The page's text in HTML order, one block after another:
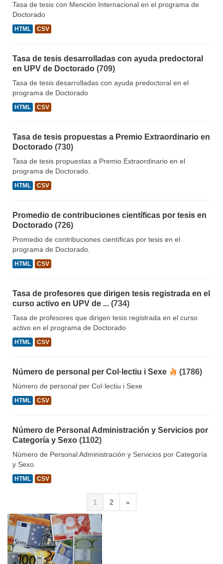
Tasa de tesis con Mención Internacional en el programa de
Doctorado
HTML CSV
Tasa de tesis desarrolladas con ayuda predoctoral
en UPV de Doctorado (709)
Tasa de tesis desarrolladas con ayuda predoctoral en el
programa de Doctorado
HTML CSV
Tasa de tesis propuestas a Premio Extraordinario en
Doctorado (730)
Tasa de tesis propuestas a Premio Extraordinario en el
programa de Doctorado.
HTML CSV
Promedio de contribuciones científicas por tesis en
Doctorado (726)
Promedio de contribuciones científicas por tesis en el
programa de Doctorado.
HTML CSV
Tasa de profesores que dirigen tesis registrada en el
curso activo en UPV de ... (734)
Tasa de profesores que dirigen tesis registrada en el curso
activo en el programa de Doctorado
HTML CSV
Número de personal per Col·lectiu i Sexe (1786)
Número de personal per Col·lectiu i Sexe
HTML CSV
Número de Personal Administración y Servicios por
Categoría y Sexo (1102)
Número de Personal Administración y Servicios por Categoría
y Sexo.
HTML CSV
1 2 »